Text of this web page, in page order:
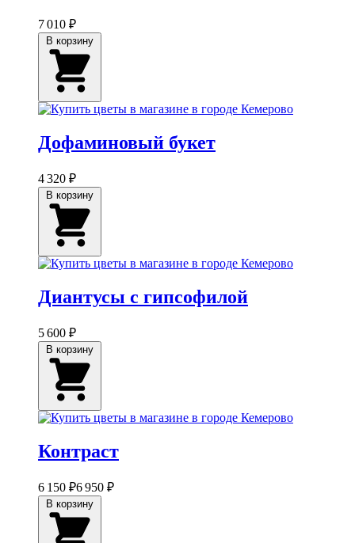
7 010 ₽
Дофаминовый букет
4 320 ₽
Диантусы с гипсофилой
5 600 ₽
Контраст
6 150 ₽6 950 ₽